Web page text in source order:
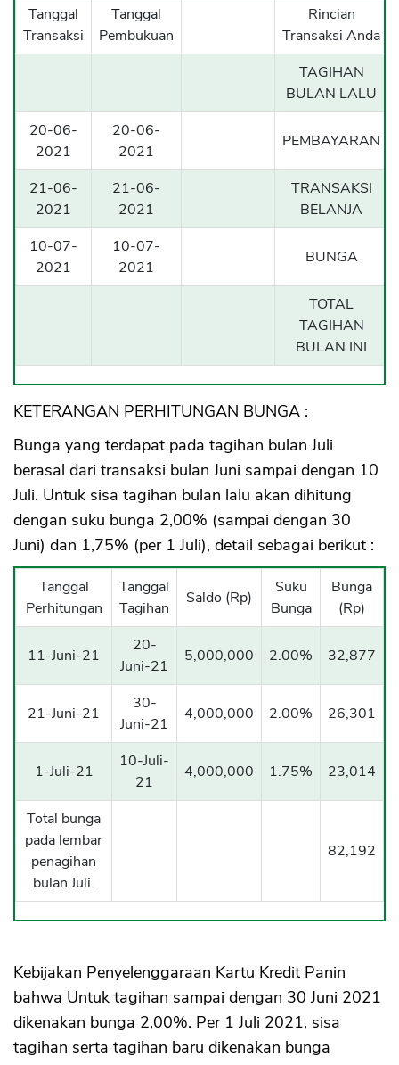
Tanggal
Transaksi
Tanggal
Pembukuan
Rincian
Transaksi Anda
TAGIHAN
BULAN LALU
20-06-
2021
20-06-
2021
PEMBAYARAN
21-06-
2021
21-06-
2021
TRANSAKSI
BELANJA
10-07-
2021
10-07-
2021
BUNGA
TOTAL
TAGIHAN
BULAN INI
KETERANGAN PERHITUNGAN BUNGA :
Bunga yang terdapat pada tagihan bulan Juli
berasal dari transaksi bulan Juni sampai dengan 10
Juli. Untuk sisa tagihan bulan lalu akan dihitung
dengan suku bunga 2,00% (sampai dengan 30
Juni) dan 1,75% (per 1 Juli), detail sebagai berikut :
Tanggal
Perhitungan
Tanggal
Tagihan
Saldo (Rp)
Suku
Bunga
Bunga
(Rp)
11-Juni-21
20-
Juni-21
5,000,000 2.00% 32,877
21-Juni-21
30-
Juni-21
4,000,000 2.00% 26,301
1-Juli-21
10-Juli-
21
4,000,000 1.75% 23,014
Total bunga
pada lembar
penagihan
bulan Juli.
82,192
Kebijakan Penyelenggaraan Kartu Kredit Panin
bahwa Untuk tagihan sampai dengan 30 Juni 2021
dikenakan bunga 2,00%. Per 1 Juli 2021, sisa
tagihan serta tagihan baru dikenakan bunga